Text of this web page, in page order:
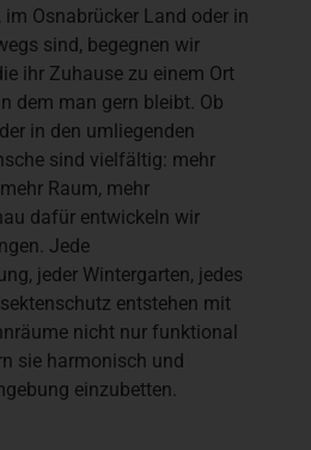
Osnabrücker Land oder in
sind, begegnen wir
ihr Zuhause zu einem Ort
dem man gern bleibt. Ob
in den umliegenden
sind vielfältig: mehr
Raum, mehr
dafür entwickeln wir
Jede
jeder Wintergarten, jedes
entstehen mit
nicht nur funktional
sie harmonisch und
einzubetten.